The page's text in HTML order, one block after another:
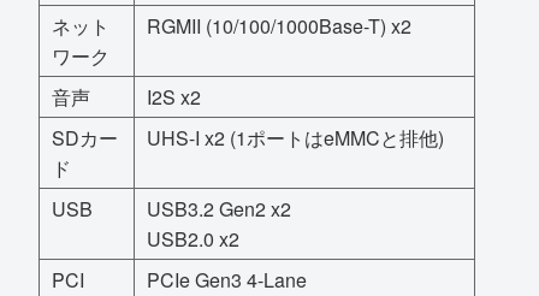
ネット
ワーク
RGMII (10/100/1000Base-T) x2
音声
I2S x2
SDカー
ド
UHS-I x2 (1ポートはeMMCと排他)
USB
USB3.2 Gen2 x2
USB2.0 x2
PCI
PCIe Gen3 4-Lane